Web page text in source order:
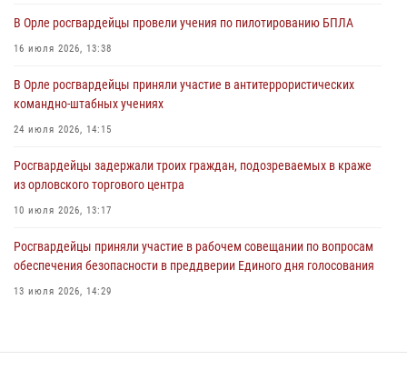
04 августа 2026, 14:06
предоставлении госуслуг
03 августа 2026, 14:30
В Орле росгвардейцы провели учения по пилотированию БПЛА
16 июля 2026, 13:38
В Орле росгвардейцы приняли участие в антитеррористических
командно-штабных учениях
24 июля 2026, 14:15
Росгвардейцы задержали троих граждан, подозреваемых в краже
из орловского торгового центра
10 июля 2026, 13:17
Росгвардейцы приняли участие в рабочем совещании по вопросам
обеспечения безопасности в преддверии Единого дня голосования
13 июля 2026, 14:29